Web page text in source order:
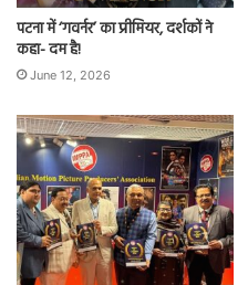
पटना में ‘गवर्नर’ का प्रीमियर, दर्शकों ने
कहा- दम है!
June 12, 2026